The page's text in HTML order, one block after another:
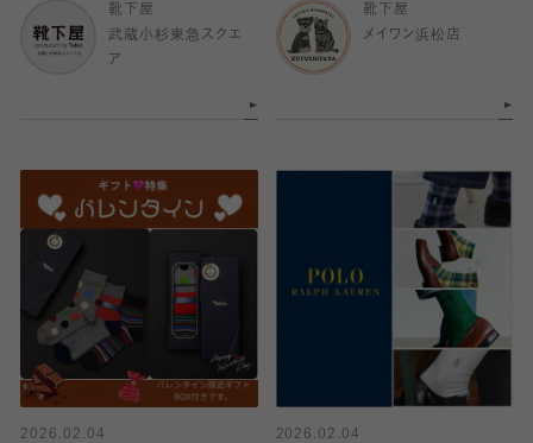
靴下屋
武蔵小杉東急スクエ
ア
靴下屋
メイワン浜松店
2026.02.04
2026.02.04